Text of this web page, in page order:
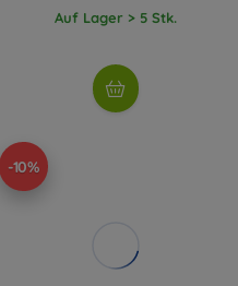
Auf Lager > 5 Stk.
-10%